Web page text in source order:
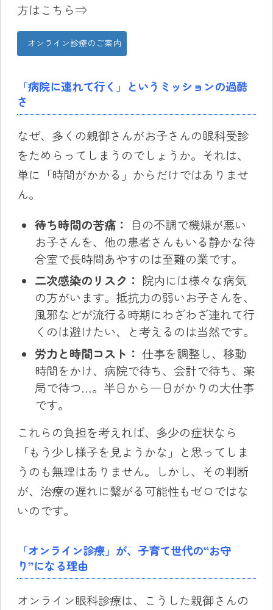
方はこちら⇒
オンライン診療のご案内
「病院に連れて行く」というミッションの過酷
さ
なぜ、多くの親御さんがお子さんの眼科受診
をためらってしまうのでしょうか。それは、
単に「時間がかかる」からだけではありませ
ん。
待ち時間の苦痛： 目の不調で機嫌が悪い
お子さんを、他の患者さんもいる静かな待
合室で長時間あやすのは至難の業です。
二次感染のリスク： 院内には様々な病気
の方がいます。抵抗力の弱いお子さんを、
風邪などが流行る時期にわざわざ連れて行
くのは避けたい、と考えるのは当然です。
労力と時間コスト： 仕事を調整し、移動
時間をかけ、病院で待ち、会計で待ち、薬
局で待つ…。半日から一日がかりの大仕事
です。
これらの負担を考えれば、多少の症状なら
「もう少し様子を見ようかな」と思ってしま
うのも無理はありません。しかし、その判断
が、治療の遅れに繋がる可能性もゼロではな
いのです。
「オンライン診療」が、子育て世代の“お守
り”になる理由
オンライン眼科診療は、こうした親御さんの